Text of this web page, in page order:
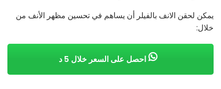
يمكن لحقن الانف بالفيلر أن يساهم في تحسين مظهر الأنف من
خلال:
احصل على السعر خلال 5 د